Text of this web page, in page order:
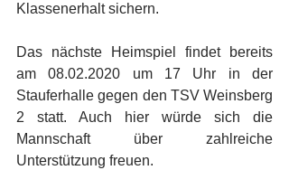
Klassenerhalt sichern.
Das nächste Heimspiel findet bereits
am 08.02.2020 um 17 Uhr in der
Stauferhalle gegen den TSV Weinsberg
2 statt. Auch hier würde sich die
Mannschaft über zahlreiche
Unterstützung freuen.